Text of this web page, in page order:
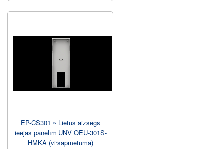
EP-CS301 ~ Lietus aizsegs
ieejas panelīm UNV OEU-301S-
HMKA (virsapmetuma)